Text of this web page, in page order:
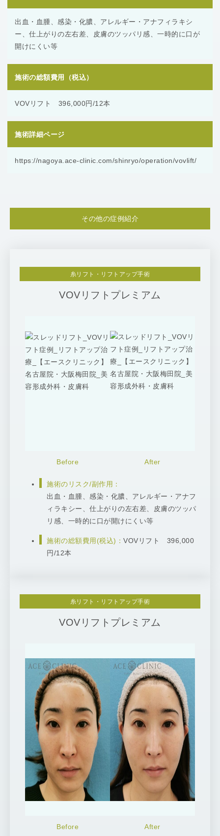
出血・血腫、感染・化膿、アレルギー・アナフィラキシ
ー、仕上がりの左右差、皮膚のツッパリ感、一時的に口が
開けにくい等
施術の総額費用（税込）
VOVリフト 396,000円/12本
施術詳細ページ
https://nagoya.ace-clinic.com/shinryo/operation/vovlift/
その他の症例紹介
糸リフト・リフトアップ手術
VOVリフトプレミアム
施術のリスク/副作用：
出血・血腫、感染・化膿、アレルギー・アナフ
ィラキシー、仕上がりの左右差、皮膚のツッパ
リ感、一時的に口が開けにくい等
施術の総額費用(税込)： VOVリフト 396,000
円/12本
糸リフト・リフトアップ手術
VOVリフトプレミアム